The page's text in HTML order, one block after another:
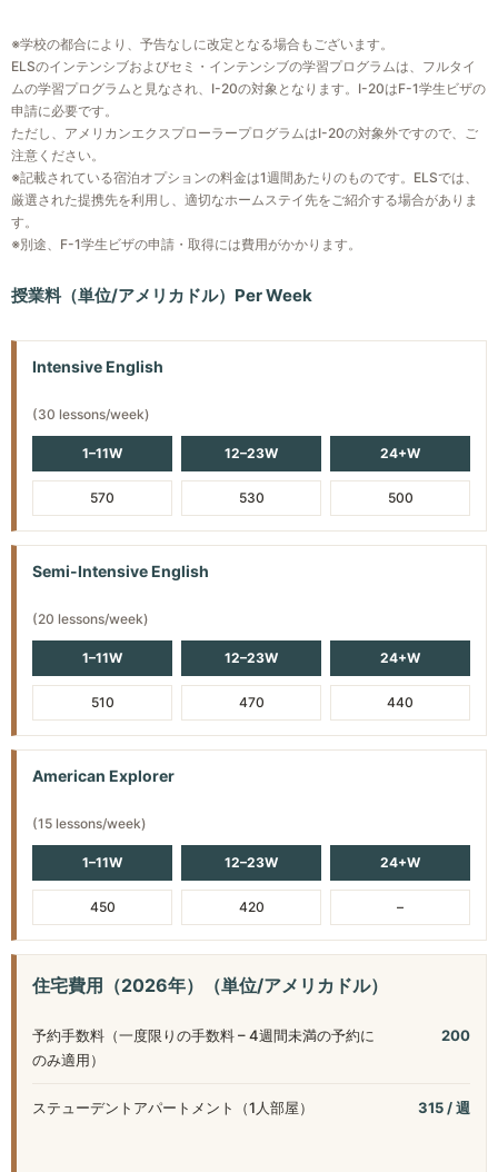
学、2年制大学への進学、ELS参加校で大学認定プログラ
ムを開始
Masters（110/111/112）
・英語を容易に話し、理解できる
・専門職や大学の要件を満たすのに十分な読み書きができ
る
※修了時のオプション：学部または大学院の学位プログラ
スケジュール例
習/ランゲージテクノロジーセンター学習/スキル強化
09:30 – 10:20 AM：（月～金）文法・スピーキング練習/
ランゲージテクノロジーセンター学習/スキル強化
10:30 – 11:20 AM：（月～金）文法・スピーキング練習/
ランゲージテクノロジーセンター学習/スキル強化
11:30 – 12:20 PM：（月～金）文法・スピーキング練習/
01:30 – 02:35 PM：（月～木）リーディング/ライティン
02:45 – 03:45 PM：（月～木）リーディング/ライティン
・文化的に適切な方法で議論や主張がすることができる
・通常の会話速度で、ほとんどの質問や発言を理解できる
・ネイティブスピーカーと会話ができる
・英語で日常生活の買い物、注文、道を尋ねたりすること
ができる
※修了時のオプション：TOEFL iBT®完全対策プログラム
能）に登録する。
・たいていの社会的状況で効果的にコミュニケーションが
・幅広いイディオムを理解できる
・正確かつ流暢に読み書きを含め英語を使うことができる
・ほとんどの会話に完全に参加できる
Masters Levels 110/111/112
・英語を容易に話し理解できる
・専門職や大学の要件を満たす十分な読み書きができる
スケジュール例
08:30 – 09:20 AM（月～金）：文法・スピーキング練
習/ランゲージテクノロジーセンター/スキル強化
09:30 – 10:20 AM（月～金）：文法・スピーキング練習/
ランゲージテクノロジーセンター/スキル強化
10:30 – 11:20 AM（月～金）：文法・スピーキング練習/
ランゲージテクノロジーセンター/スキル強化
Advanced Levels 107/108/109
・たいていの社会的状況で効果的にコミュニケーションが
できる
・幅広いイディオムを理解できる
・ネイティブスピーカーと長時間の会話ができる
・正確かつ流暢に読み書きを含め英語を使うことができる
・ほとんどの会話に完全に参加できる
・専門職や大学の要件を満たす十分な読み書きができる
スケジュール例
08:30 – 11:20 AM（月～金）：文法・スピーキング練習/
ランゲージテクノロジーセンター学習/スキル強化
らELSナッシュビル・センターまでは徒歩11分、自転車で4分
です。
※1人部屋 食事は含まれません。
※学校の都合により、予告なしに改定となる場合もございます。
ELSのインテンシブおよびセミ・インテンシブの学習プログラムは、フルタイ
ムの学習プログラムと見なされ、I-20の対象となります。I-20はF-1学生ビザの
申請に必要です。
ただし、アメリカンエクスプローラープログラムはI-20の対象外ですので、ご
注意ください。
※記載されている宿泊オプションの料金は1週間あたりのものです。ELSでは、
厳選された提携先を利用し、適切なホームステイ先をご紹介する場合がありま
す。
※別途、F-1学生ビザの申請・取得には費用がかかります。
授業料（単位/アメリカドル）Per Week
Intensive English
(30 lessons/week)
1–11W 12–23W 24+W
570 530 500
Semi-Intensive English
(20 lessons/week)
1–11W 12–23W 24+W
510 470 440
American Explorer
(15 lessons/week)
1–11W 12–23W 24+W
450 420 –
住宅費用（2026年）（単位/アメリカドル）
予約手数料（一度限りの手数料 – 4週間未満の予約に
のみ適用）
200
ステューデントアパートメント（1人部屋） 315 / 週